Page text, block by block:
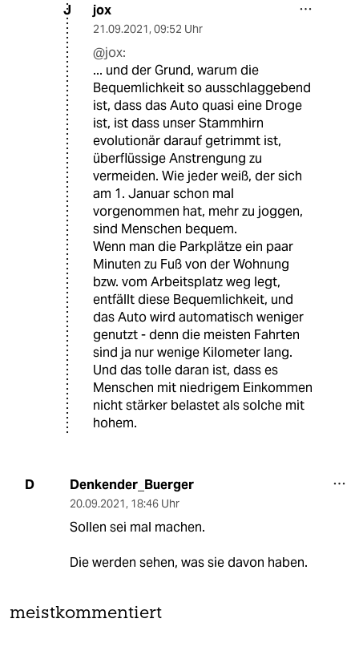
J jox
21.09.2021, 09:52 Uhr
@jox:
... und der Grund, warum die
Bequemlichkeit so ausschlaggebend
ist, dass das Auto quasi eine Droge
ist, ist dass unser Stammhirn
evolutionär darauf getrimmt ist,
überflüssige Anstrengung zu
vermeiden. Wie jeder weiß, der sich
am 1. Januar schon mal
vorgenommen hat, mehr zu joggen,
sind Menschen bequem.
Wenn man die Parkplätze ein paar
Minuten zu Fuß von der Wohnung
bzw. vom Arbeitsplatz weg legt,
entfällt diese Bequemlichkeit, und
das Auto wird automatisch weniger
genutzt - denn die meisten Fahrten
sind ja nur wenige Kilometer lang.
Und das tolle daran ist, dass es
Menschen mit niedrigem Einkommen
nicht stärker belastet als solche mit
hohem.
D Denkender_Buerger
20.09.2021, 18:46 Uhr
Sollen sei mal machen.
Die werden sehen, was sie davon haben.
meistkommentiert